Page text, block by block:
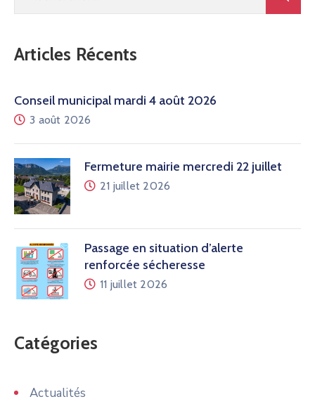
Articles Récents
Conseil municipal mardi 4 août 2026
3 août 2026
Fermeture mairie mercredi 22 juillet
21 juillet 2026
Passage en situation d’alerte
renforcée sécheresse
11 juillet 2026
Catégories
Actualités